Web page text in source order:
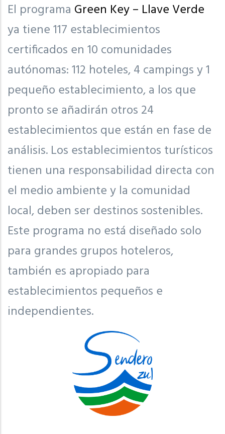
El programa Green Key – Llave Verde
ya tiene 117 establecimientos
certificados en 10 comunidades
autónomas: 112 hoteles, 4 campings y 1
pequeño establecimiento, a los que
pronto se añadirán otros 24
establecimientos que están en fase de
análisis. Los establecimientos turísticos
tienen una responsabilidad directa con
el medio ambiente y la comunidad
local, deben ser destinos sostenibles.
Este programa no está diseñado solo
para grandes grupos hoteleros,
también es apropiado para
establecimientos pequeños e
independientes.